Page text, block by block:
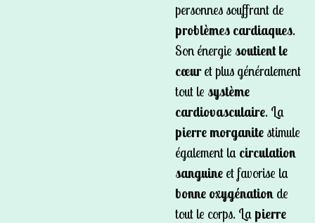
personnes souffrant de
problèmes cardiaques.
Son énergie soutient le
cœuret plus généralement
tout le système
cardiovasculaire. La
pierre morganite stimule
également la circulation
sanguine et favorise la
bonne oxygénation de
tout le corps. La pierre